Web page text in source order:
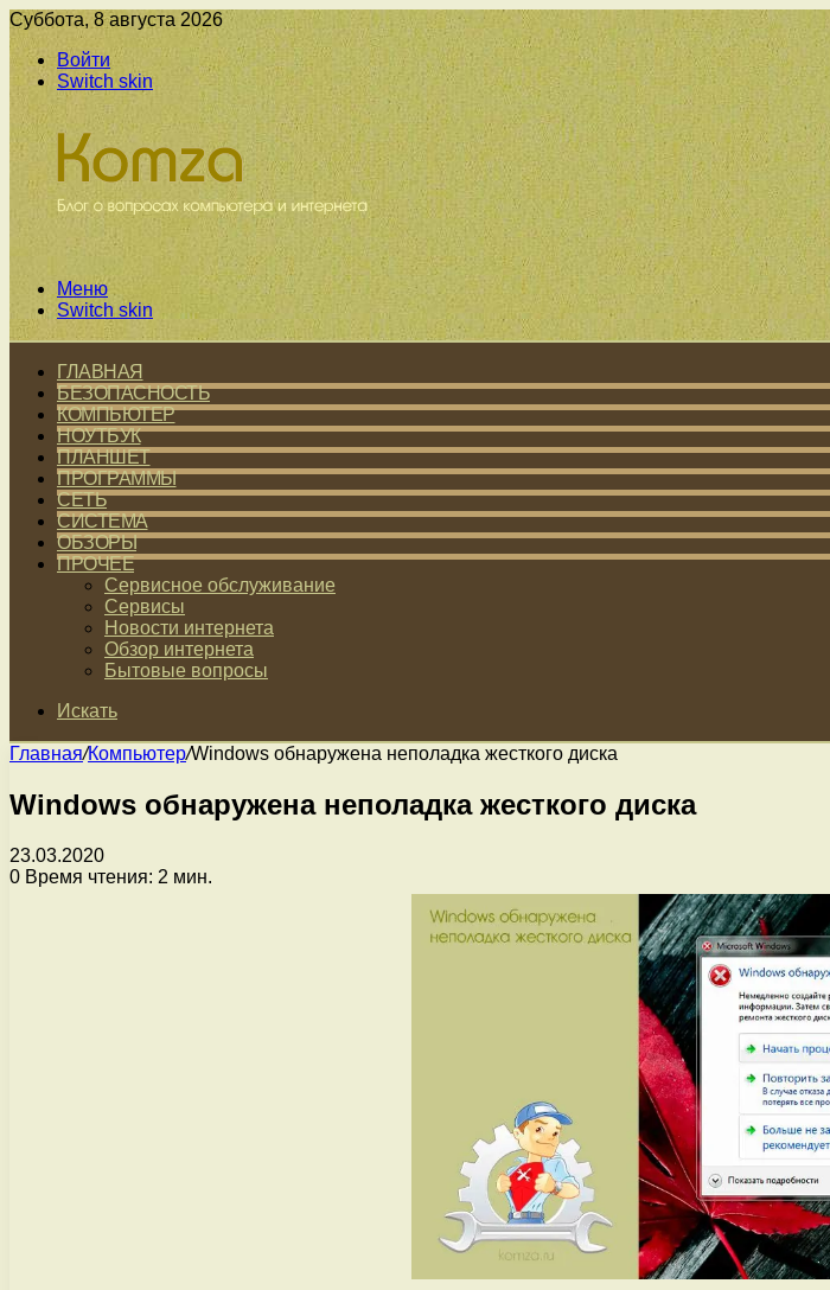
Суббота, 8 августа 2026
Войти
Switch skin
Меню
Switch skin
ГЛАВНАЯ
БЕЗОПАСНОСТЬ
КОМПЬЮТЕР
НОУТБУК
ПЛАНШЕТ
ПРОГРАММЫ
СЕТЬ
СИСТЕМА
ОБЗОРЫ
ПРОЧЕЕ
Сервисное обслуживание
Сервисы
Новости интернета
Обзор интернета
Бытовые вопросы
Искать
Главная/Компьютер/Windows обнаружена неполадка жесткого диска
Windows обнаружена неполадка жесткого диска
23.03.2020
0 Время чтения: 2 мин.